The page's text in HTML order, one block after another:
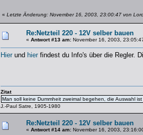
« Letzte Änderung: November 16, 2003, 23:00:47 von
Re:Netzteil 220 - 12V selber bauen
« Antwort #13 am: November 16, 2003,
Hier und hier findest du Info's über die Regler.
Zitat
Man soll keine Dummheit zweimal begehen, die Auswahl
J.-Paul Satre, 1905-1980
Re:Netzteil 220 - 12V selber bauen
« Antwort #14 am: November 16, 2003,